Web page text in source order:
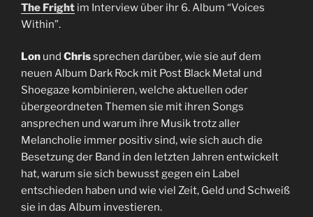
The Fright im Interview über ihr 6. Album “Voices
Within”.
Lon und Chrissprechen darüber, wie sie auf dem
neuen Album Dark Rock mit Post Black Metal und
Shoegaze kombinieren, welche aktuellen oder
übergeordneten Themen sie mit ihren Songs
ansprechen und warum ihre Musik trotz aller
Melancholie immer positiv sind, wie sich auch die
Besetzung der Band in den letzten Jahren entwickelt
hat, warum sie sich bewusst gegen ein Label
entschieden haben und wie viel Zeit, Geld und Schweiß
sie in das Album investieren.